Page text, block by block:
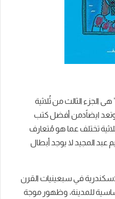
الجزء الثالث من ثُلاثية
وتعد ايضاًدمن أفضل كتب
تختلف عما هو مُتعارف
عبد المجيد لا يوجد أبطال
في سبعينيات القرن
للمدينة، وظهور موجة